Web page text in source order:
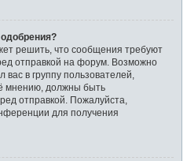
решить, что сообщения требуют
отправкой на форум. Возможно
в группу пользователей,
мнению, должны быть
отправкой. Пожалуйста,
для получения